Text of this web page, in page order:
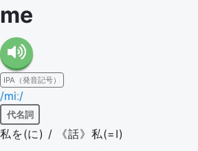
me
IPA（発音記号）
/miː/
代名詞
私を(に) / 《話》私(=I)